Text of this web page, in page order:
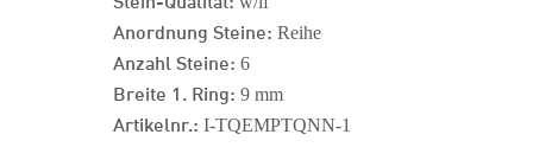
Anordnung Steine: Reihe
Anzahl Steine: 6
Breite 1. Ring: 9 mm
Artikelnr.: I-TQEMPTQNN-1